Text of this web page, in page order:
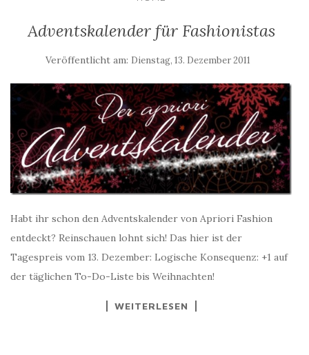
Adventskalender für Fashionistas
Veröffentlicht am: Dienstag, 13. Dezember 2011
Habt ihr schon den Adventskalender von Apriori Fashion
entdeckt? Reinschauen lohnt sich! Das hier ist der
Tagespreis vom 13. Dezember: Logische Konsequenz: +1 auf
der täglichen To-Do-Liste bis Weihnachten!
WEITERLESEN